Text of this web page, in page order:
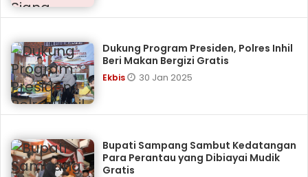
Dukung Program Presiden, Polres Inhil
Beri Makan Bergizi Gratis
Ekbis 30 Jan 2025
Bupati Sampang Sambut Kedatangan
Para Perantau yang Dibiayai Mudik
Gratis